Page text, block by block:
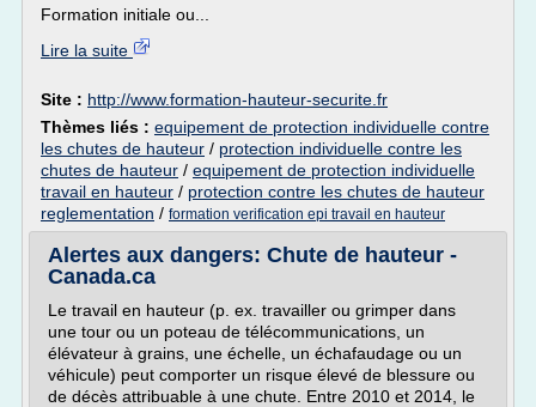
Formation initiale ou...
Lire la suite
Site : http://www.formation-hauteur-securite.fr
Thèmes liés : equipement de protection individuelle contre
les chutes de hauteur / protection individuelle contre les
chutes de hauteur / equipement de protection individuelle
travail en hauteur / protection contre les chutes de hauteur
reglementation / formation verification epi travail en hauteur
Alertes aux dangers: Chute de hauteur -
Canada.ca
Le travail en hauteur (p. ex. travailler ou grimper dans
une tour ou un poteau de télécommunications, un
élévateur à grains, une échelle, un échafaudage ou un
véhicule) peut comporter un risque élevé de blessure ou
de décès attribuable à une chute. Entre 2010 et 2014, le